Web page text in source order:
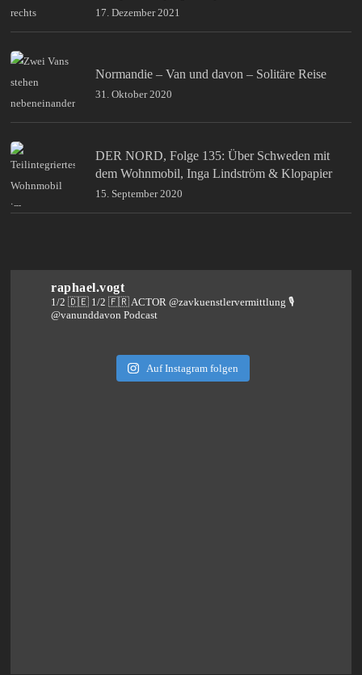
17. Dezember 2021
Normandie – Van und davon – Solitäre Reise
31. Oktober 2020
DER NORD, Folge 135: Über Schweden mit
dem Wohnmobil, Inga Lindström & Klopapier
15. September 2020
raphael.vogt
1/2 🇩🇪 1/2 🇫🇷 ACTOR @zavkuenstlervermittlung🎙️
@vanunddavon Podcast
Auf Instagram folgen